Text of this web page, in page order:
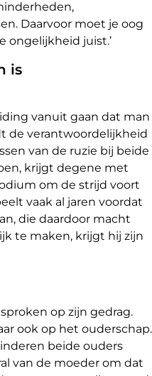
Daarvoor moet je oog
ongelijkheid juist.’
is
vanuit gaan dat man
de verantwoordelijkheid
van de ruzie bij beide
krijgt degene met
om de strijd voort
vaak al jaren voordat
die daardoor macht
te maken, krijgt hij zijn
op zijn gedrag.
ook op het ouderschap.
beide ouders
van de moeder om dat